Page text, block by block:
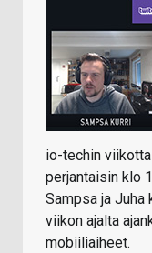
io-techin
perjantaisin klo
Sampsa ja Juha
viikon ajalta
mobiiliaiheet.